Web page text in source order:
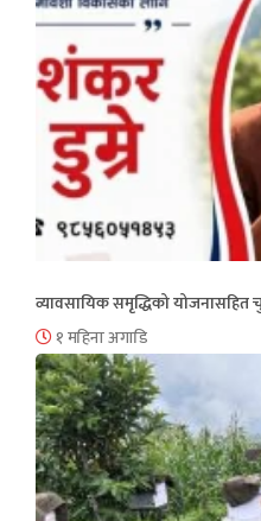
व्यावसायिक समृद्धिको योजनासहित
१ महिना अगाडि